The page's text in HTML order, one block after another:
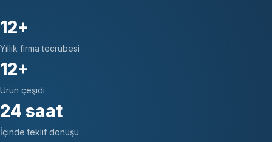
12+
Yıllık firma tecrübesi
12+
Ürün çeşidi
24 saat
İçinde teklif dönüşü